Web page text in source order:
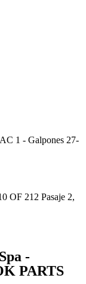
1 - Galpones 27-
OF 212 Pasaje 2,
-
PARTS